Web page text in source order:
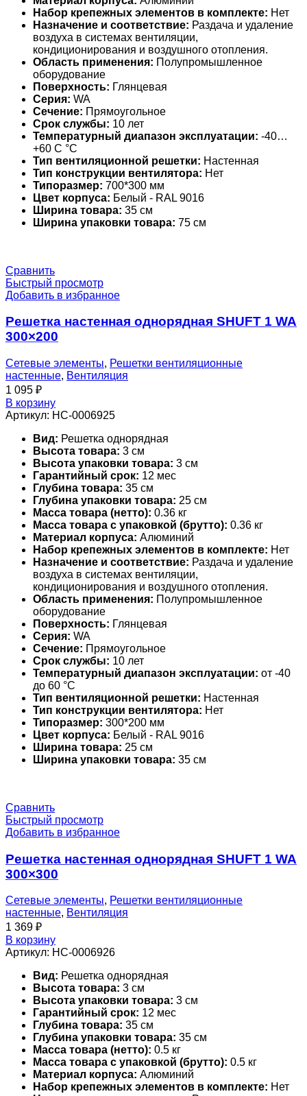
Набор крепежных элементов в комплекте: Нет
Назначение и соответствие: Раздача и удаление
воздуха в системах вентиляции,
кондиционирования и воздушного отопления.
Область применения: Полупромышленное
оборудование
Поверхность: Глянцевая
Серия: WA
Сечение: Прямоугольное
Срок службы: 10 лет
Температурный диапазон эксплуатации: -40…
+60 С °С
Тип вентиляционной решетки: Настенная
Тип конструкции вентилятора: Нет
Типоразмер: 700*300 мм
Цвет корпуса: Белый - RAL 9016
Ширина товара: 35 см
Ширина упаковки товара: 75 см
Сравнить
Быстрый просмотр
Добавить в избранное
Решетка настенная однорядная SHUFT 1 WA
300×200
Сетевые элементы, Решетки вентиляционные
настенные, Вентиляция
1 095 ₽
В корзину
Артикул: НС-0006925
Вид: Решетка однорядная
Высота товара: 3 см
Высота упаковки товара: 3 см
Гарантийный срок: 12 мес
Глубина товара: 35 см
Глубина упаковки товара: 25 см
Масса товара (нетто): 0.36 кг
Масса товара с упаковкой (брутто): 0.36 кг
Материал корпуса: Алюминий
Набор крепежных элементов в комплекте: Нет
Назначение и соответствие: Раздача и удаление
воздуха в системах вентиляции,
кондиционирования и воздушного отопления.
Область применения: Полупромышленное
оборудование
Поверхность: Глянцевая
Серия: WA
Сечение: Прямоугольное
Срок службы: 10 лет
Температурный диапазон эксплуатации: от -40
до 60 °С
Тип вентиляционной решетки: Настенная
Тип конструкции вентилятора: Нет
Типоразмер: 300*200 мм
Цвет корпуса: Белый - RAL 9016
Ширина товара: 25 см
Ширина упаковки товара: 35 см
Сравнить
Быстрый просмотр
Добавить в избранное
Решетка настенная однорядная SHUFT 1 WA
300×300
Сетевые элементы, Решетки вентиляционные
настенные, Вентиляция
1 369 ₽
В корзину
Артикул: НС-0006926
Вид: Решетка однорядная
Высота товара: 3 см
Высота упаковки товара: 3 см
Гарантийный срок: 12 мес
Глубина товара: 35 см
Глубина упаковки товара: 35 см
Масса товара (нетто): 0.5 кг
Масса товара с упаковкой (брутто): 0.5 кг
Материал корпуса: Алюминий
Набор крепежных элементов в комплекте: Нет